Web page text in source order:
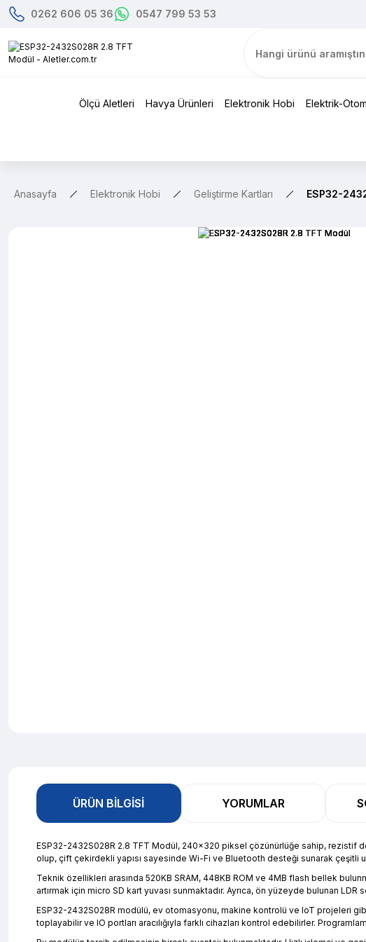
0262 606 05 36 0547 799 53 53
Ölçü Aletleri Havya Ürünleri Elektronik Hobi Elektrik-
Anasayfa Elektronik Hobi Geliştirme Kartları ESP32-
ÜRÜN BILGISI YORUMLAR
ESP32-2432S028R 2.8 TFT Modül, 240x320 piksel çözünürlüğe sahip, rezistif
olup, çift çekirdekli yapısı sayesinde Wi-Fi ve Bluetooth desteği sunarak çeşitli
Teknik özellikleri arasında 520KB SRAM, 448KB ROM ve 4MB flash bellek
artırmak için micro SD kart yuvası sunmaktadır. Ayrıca, ön yüzeyde bulunan
ESP32-2432S028R modülü, ev otomasyonu, makine kontrolü ve IoT projeleri
toplayabilir ve IO portları aracılığıyla farklı cihazları kontrol edebilirler.